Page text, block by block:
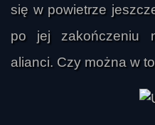
się w powietrze
po jej zakończeniu
alianci. Czy można w